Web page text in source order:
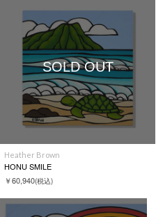
SOLD OUT
Heather Brown
HONU SMILE
￥60,940(税込)